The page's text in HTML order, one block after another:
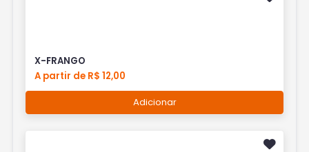
X-FRANGO
A partir de R$ 12,00
Adicionar